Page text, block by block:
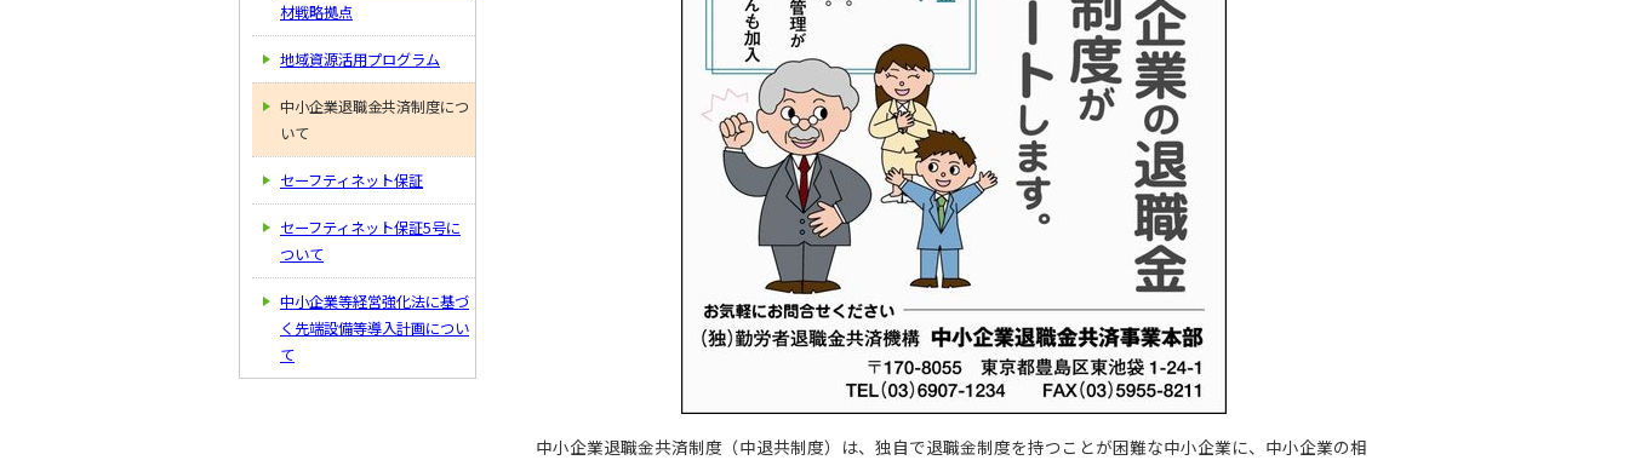
中小企業退職金共済制度（中退共制度）は、独自で退職金制度を持つことが困難な中小企業に、中小企業の相
材戦略拠点
地域資源活用プログラム
中小企業退職金共済制度につ
いて
セーフティネット保証
セーフティネット保証5号に
ついて
中小企業等経営強化法に基づ
く先端設備等導入計画につい
て